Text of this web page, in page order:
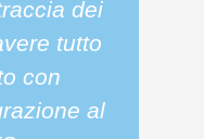
dei
tutto
con
al